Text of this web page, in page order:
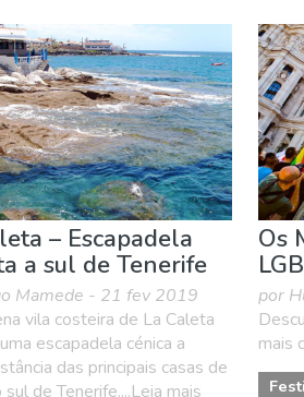
– Escapadela
a sul de Tenerife
Mamede - 21 fev 2019
vila costeira de La Caleta
escapadela cénica a
das principais casas de
de Tenerife....Leia mais
Os
por
mais